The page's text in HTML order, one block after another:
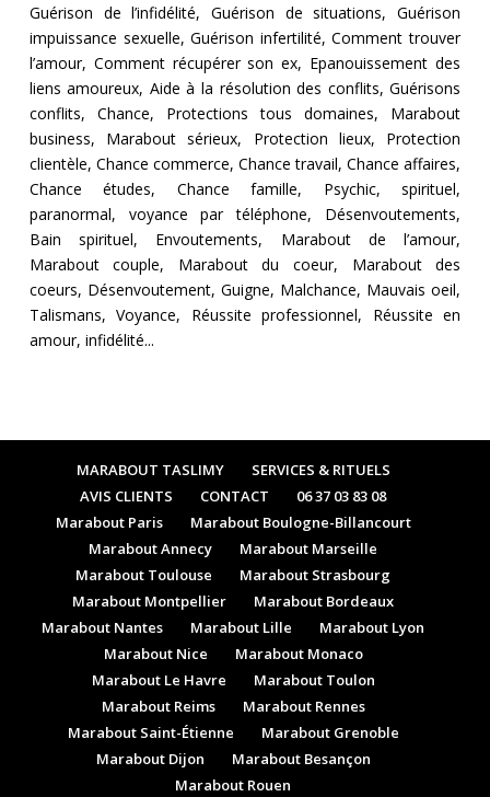
Guérison de l’infidélité, Guérison de situations, Guérison
impuissance sexuelle, Guérison infertilité, Comment trouver
l’amour, Comment récupérer son ex, Epanouissement des
liens amoureux, Aide à la résolution des conflits, Guérisons
conflits, Chance, Protections tous domaines, Marabout
business, Marabout sérieux, Protection lieux, Protection
clientèle, Chance commerce, Chance travail, Chance affaires,
Chance études, Chance famille, Psychic, spirituel,
paranormal, voyance par téléphone, Désenvoutements,
Bain spirituel, Envoutements, Marabout de l’amour,
Marabout couple, Marabout du coeur, Marabout des
coeurs, Désenvoutement, Guigne, Malchance, Mauvais oeil,
Talismans, Voyance, Réussite professionnel, Réussite en
amour, infidélité...
MARABOUT TASLIMY
SERVICES & RITUELS
AVIS CLIENTS
CONTACT
06 37 03 83 08
Marabout Paris
Marabout Boulogne-Billancourt
Marabout Annecy
Marabout Marseille
Marabout Toulouse
Marabout Strasbourg
Marabout Montpellier
Marabout Bordeaux
Marabout Nantes
Marabout Lille
Marabout Lyon
Marabout Nice
Marabout Monaco
Marabout Le Havre
Marabout Toulon
Marabout Reims
Marabout Rennes
Marabout Saint-Étienne
Marabout Grenoble
Marabout Dijon
Marabout Besançon
Marabout Rouen